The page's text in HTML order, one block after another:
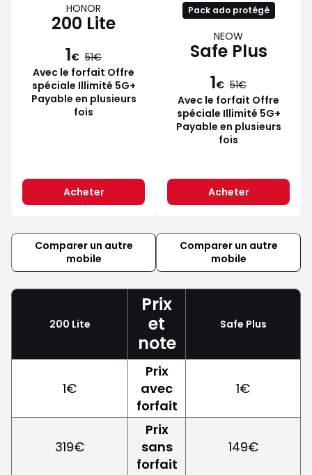
HONOR
200 Lite
1€ 51
Avec le forfait Offre
spéciale Illimité 5G+
Payable en plusieurs
fois
Acheter
Pack ado protégé
NEOW
Safe Plus
1€ 51
Avec le forfait Offre
spéciale Illimité 5G+
Payable en plusieurs
fois
Acheter
Comparer un autre
mobile
Comparer un autre
mobile
200 Lite
Prix
et
note
Safe Plus
1€
Prix
avec
forfait
1€
319€
Prix
sans
forfait
149€